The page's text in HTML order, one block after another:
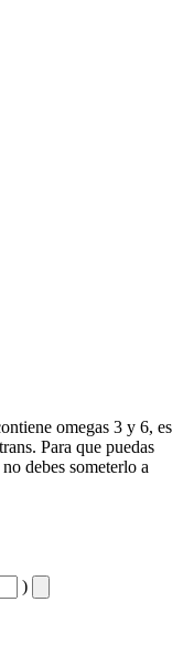
omegas 3 y 6, es
Para que puedas
debes someterlo a
)